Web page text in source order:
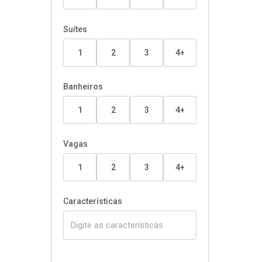
Suítes
1 2 3 4+
Banheiros
1 2 3 4+
Vagas
1 2 3 4+
Características